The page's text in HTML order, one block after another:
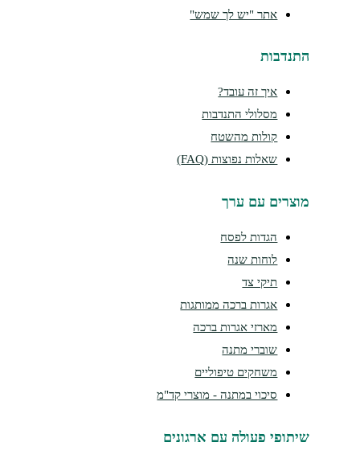
אתר "יש לך שמש"
איך זה עובד?
מסלולי התנדבות
קולות מהשטח
שאלות נפוצות (FAQ)
עם ערך
הגדות לפסח
אגרות ברכה ממותגות
מארזי אגרות ברכה
שוברי מתנה
משחקים טיפוליים
סיכוי במתנה - מוצרי קד"מ
פעולה עם ארגונים